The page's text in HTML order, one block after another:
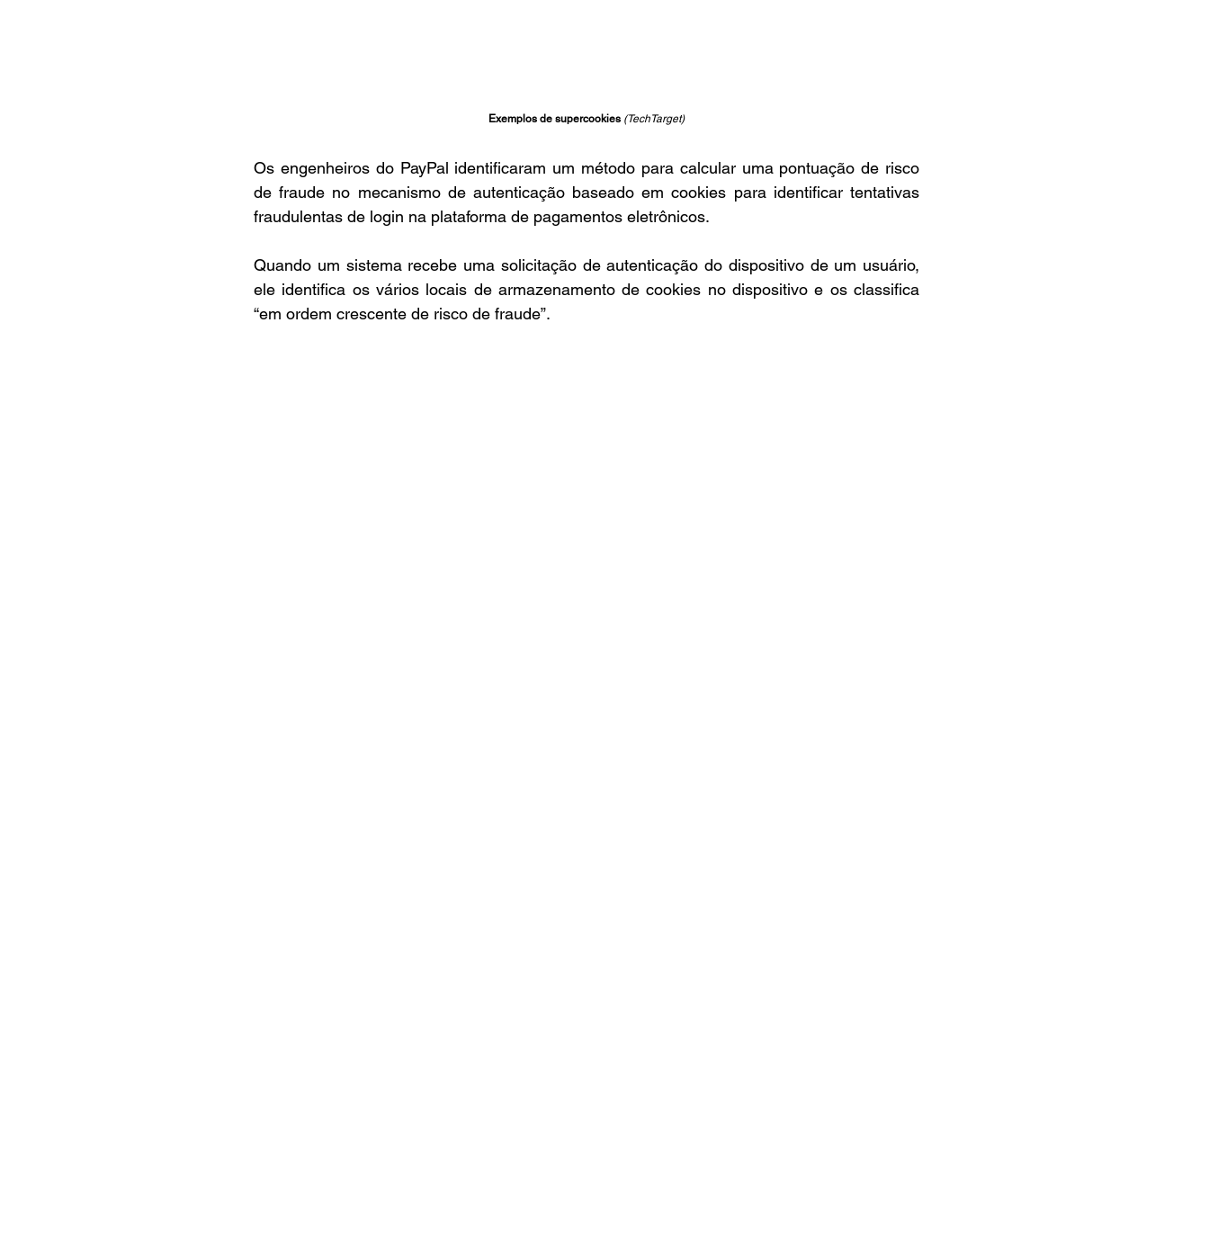
Exemplos de supercookies (TechTarget)
Os engenheiros do PayPal identificaram um método para calcular uma pontuação de risco
de fraude no mecanismo de autenticação baseado em cookies para identificar tentativas
fraudulentas de login na plataforma de pagamentos eletrônicos.
Quando um sistema recebe uma solicitação de autenticação do dispositivo de um usuário,
ele identifica os vários locais de armazenamento de cookies no dispositivo e os classifica
“em ordem crescente de risco de fraude”.